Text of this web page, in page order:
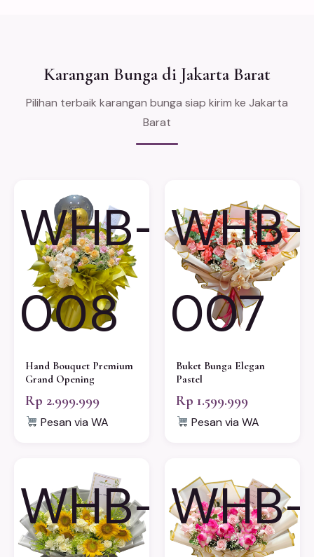
Karangan Bunga di Jakarta Barat
Pilihan terbaik karangan bunga siap kirim ke Jakarta
Barat
WHB-
008
Hand Bouquet Premium
Grand Opening
Rp 2.999.999
Pesan via WA
WHB-
007
Buket Bunga Elegan
Pastel
Rp 1.599.999
Pesan via WA
WHB- WHB-